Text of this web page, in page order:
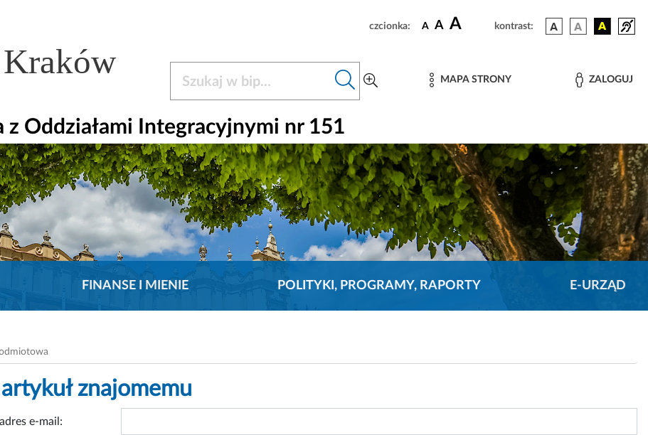
czcionka: A A A kontrast:
MAPA STRONY ZALOGUJ
z Oddziałami Integracyjnymi nr 151
FINANSE I MIENIE POLITYKI, PROGRAMY, RAPORTY E-URZĄD
artykuł znajomemu
e-mail: